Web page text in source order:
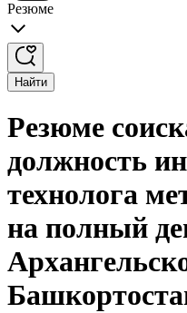
Резюме
Найти
Резюме
должность
технолога
на полный